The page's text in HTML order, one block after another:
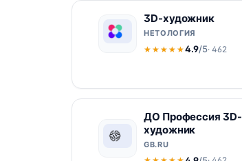
3D-художник
НЕТОЛОГИЯ
★★★★★
★★★★★4.9/5· 462
ДО Профессия 3D-
художник
GB.RU